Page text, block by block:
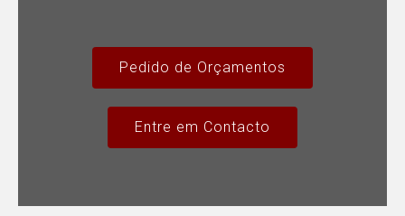
Pedido de Orçamentos
Entre em Contacto